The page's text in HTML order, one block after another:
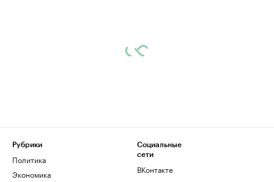
Рубрики
Политика
Экономика
Социальные
сети
ВКонтакте